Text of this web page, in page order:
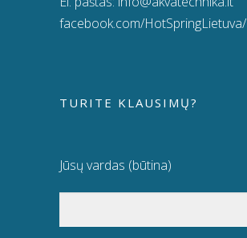
facebook.com/HotSpringLietuva/
TURITE KLAUSIMŲ?
Jūsų vardas (būtina)